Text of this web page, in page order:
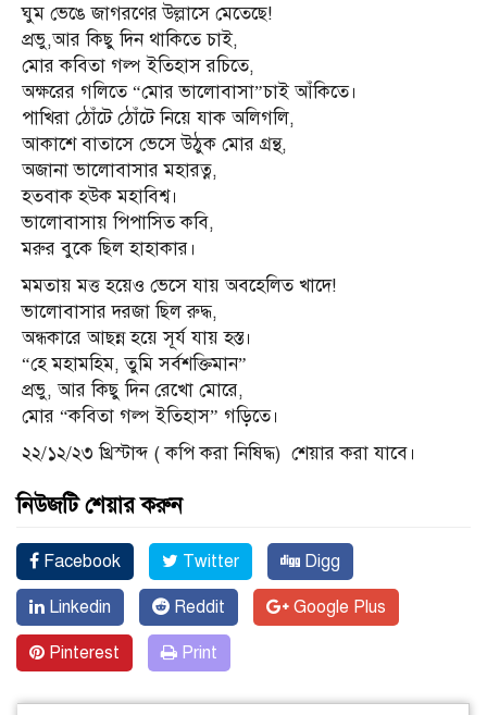
ঘুম ভেঙে জাগরণের উল্লাসে মেতেছে!
প্রভু,আর কিছু দিন থাকিতে চাই,
মোর কবিতা গল্প ইতিহাস রচিতে,
অক্ষরের গলিতে “মোর ভালোবাসা”চাই আঁকিতে।
পাখিরা ঠোঁটে ঠোঁটে নিয়ে যাক অলিগলি,
আকাশে বাতাসে ভেসে উঠুক মোর গ্রন্থ,
অজানা ভালোবাসার মহারত্ন,
হতবাক হউক মহাবিশ্ব।
ভালোবাসায় পিপাসিত কবি,
মরুর বুকে ছিল হাহাকার।
মমতায় মত্ত হয়েও ভেসে যায় অবহেলিত খাদে!
ভালোবাসার দরজা ছিল রুদ্ধ,
অন্ধকারে আছন্ন হয়ে সূর্য যায় হস্ত।
“হে মহামহিম, তুমি সর্বশক্তিমান”
প্রভু, আর কিছু দিন রেখো মোরে,
মোর “কবিতা গল্প ইতিহাস” গড়িতে।
২২/১২/২৩ খ্রিস্টাব্দ ( কপি করা নিষিদ্ধ) শেয়ার করা যাবে।
নিউজটি শেয়ার করুন
Facebook Twitter Digg
Linkedin Reddit Google Plus
Pinterest Print